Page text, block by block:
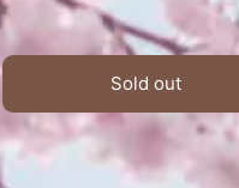
Sold out